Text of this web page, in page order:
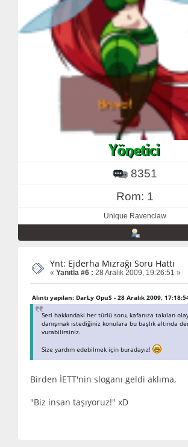
8351
Rom: 1
Unique Ravenclaw
Ynt: Ejderha Mızrağı Soru Hattı
« Yanıtla #6 : 28 Aralık 2009, 19:26:51 »
Alıntı yapılan: DarLy OpuS - 28 Aralık 2009,
Seri hakkındaki her türlü soru, kafanıza takılan
danışmak istediğiniz konulara bu başlık altında
vurabilirsiniz.
Size yardım edebilmek için buradayız!
Birden İETT'nin sloganı geldi aklıma,
"Biz insan taşıyoruz!" xD